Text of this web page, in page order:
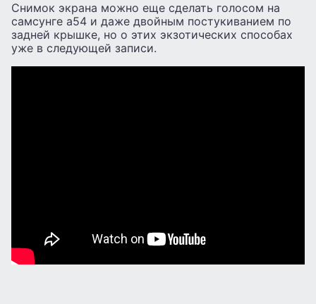
Снимок экрана можно еще сделать голосом на
самсунге а54 и даже двойным постукиванием по
задней крышке, но о этих экзотических способах
уже в следующей записи.